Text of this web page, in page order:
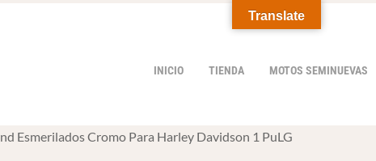
INICIO TIENDA MOTOS SEMINUEVAS
Esmerilados Cromo Para Harley Davidson 1 PuLG
Translate